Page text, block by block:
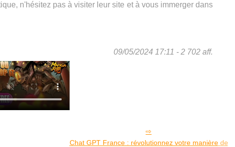
n'hésitez pas à visiter leur site et à vous immerger dans
09/05/2024 17:11 - 2 702 aff.
Chat GPT France : révolutionnez votre manière de